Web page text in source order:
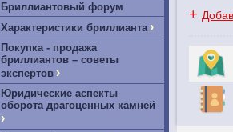
Бриллиантовый форум
Характеристики бриллианта ›
Покупка - продажа
бриллиантов – советы
экспертов ›
Юридические аспекты
оборота драгоценных камней
›
+